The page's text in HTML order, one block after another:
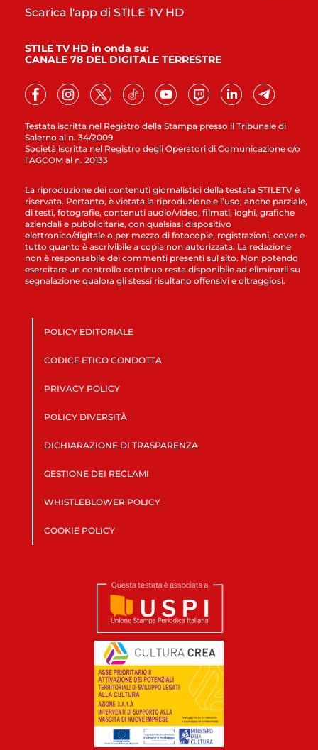
Testata iscritta nel Registro della Stampa presso il Tribunale di
Salerno al n. 34/2009
Società iscritta nel Registro degli Operatori di Comunicazione c/o
l’AGCOM al n. 20133
Scarica l'app di STILE TV HD
STILE TV HD in onda su:
CANALE 78 DEL DIGITALE TERRESTRE
La riproduzione dei contenuti giornalistici della testata STILETV è
riservata. Pertanto, è vietata la riproduzione e l’uso, anche parziale,
di testi, fotografie, contenuti audio/video, filmati, loghi, grafiche
aziendali e pubblicitarie, con qualsiasi dispositivo
elettronico/digitale o per mezzo di fotocopie, registrazioni, cover e
tutto quanto è ascrivibile a copia non autorizzata. La redazione
non è responsabile dei commenti presenti sul sito. Non potendo
esercitare un controllo continuo resta disponibile ad eliminarli su
segnalazione qualora gli stessi risultano offensivi e oltraggiosi.
POLICY EDITORIALE
CODICE ETICO CONDOTTA
PRIVACY POLICY
POLICY DIVERSITÀ
DICHIARAZIONE DI TRASPARENZA
GESTIONE DEI RECLAMI
WHISTLEBLOWER POLICY
COOKIE POLICY